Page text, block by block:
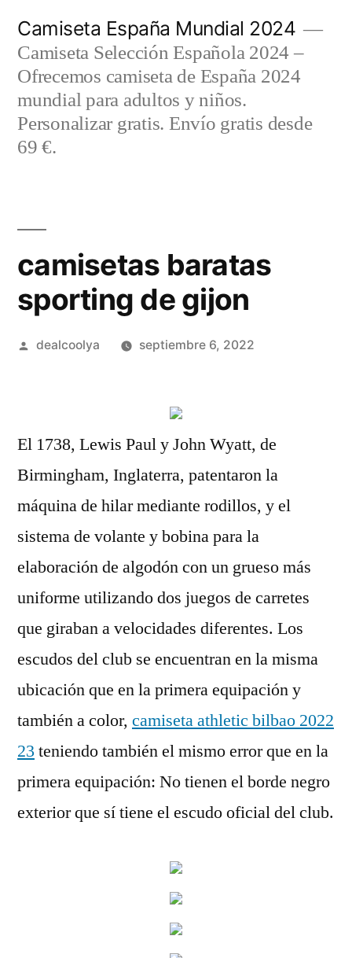
contenido
Camiseta España Mundial 2024
Camiseta Selección Española 2024 –
Ofrecemos camiseta de España 2024
mundial para adultos y niños.
Personalizar gratis. Envío gratis desde
69 €.
camisetas baratas
sporting de gijon
Publicado
dealcoolya septiembre 6, 2022
El 1738, Lewis Paul y John Wyatt, de
Birmingham, Inglaterra, patentaron la
máquina de hilar mediante rodillos, y el
sistema de volante y bobina para la
elaboración de algodón con un grueso más
uniforme utilizando dos juegos de carretes
que giraban a velocidades diferentes. Los
escudos del club se encuentran en la misma
ubicación que en la primera equipación y
también a color, camiseta athletic bilbao 2022
23 teniendo también el mismo error que en la
primera equipación: No tienen el borde negro
exterior que sí tiene el escudo oficial del club.